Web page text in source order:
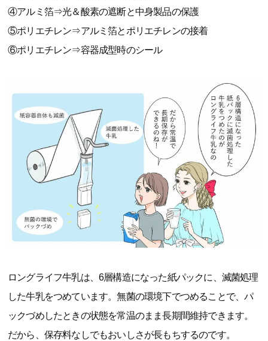
④アルミ箔⇒光＆酸素の遮断と中身製品の保護
⑤ポリエチレン⇒アルミ箔とポリエチレンの接着
⑥ポリエチレン⇒容器成型時のシール
ロングライフ牛乳は、6層構造になった紙パックに、滅菌処理
した牛乳をつめています。無菌の環境下でつめることで、パ
ックづめしたときの状態を常温のまま長期間維持できます。
だから、保存料なしでもおいしさが長もちするのです。